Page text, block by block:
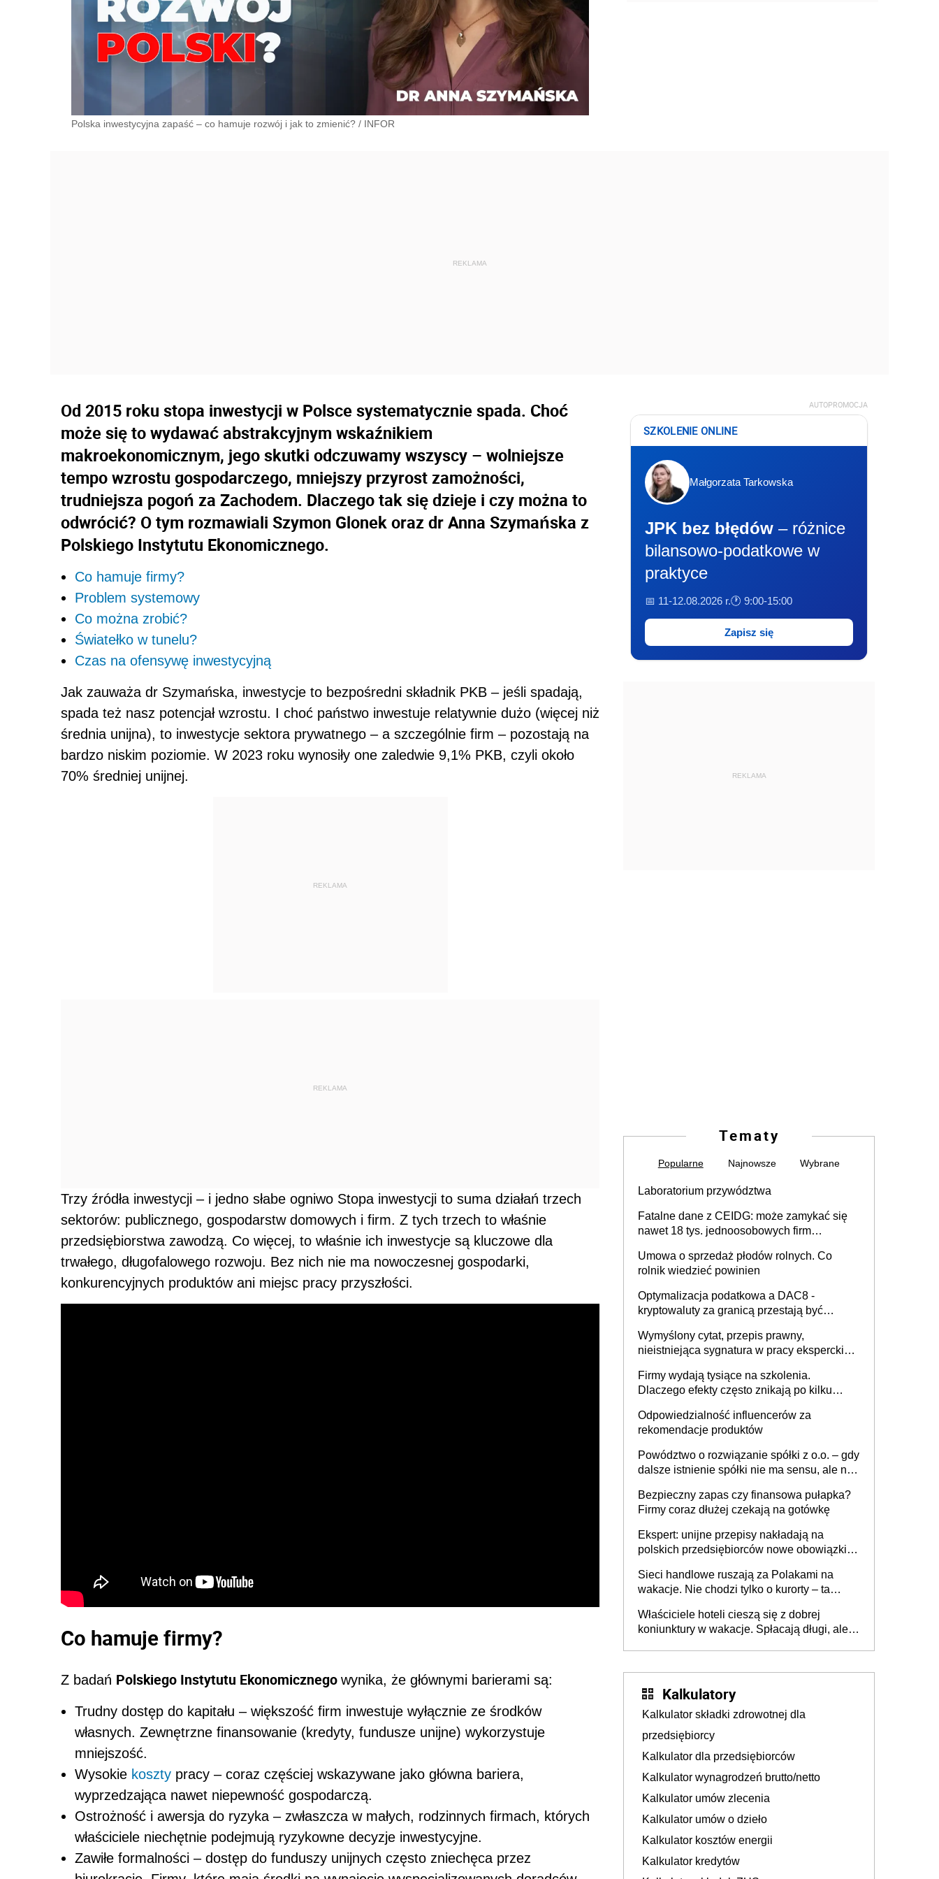
Polska inwestycyjna zapaść – co hamuje rozwój i jak to zmienić? / INFOR
Od 2015 roku stopa inwestycji w Polsce systematycznie spada. Choć
może się to wydawać abstrakcyjnym wskaźnikiem
makroekonomicznym, jego skutki odczuwamy wszyscy – wolniejsze
tempo wzrostu gospodarczego, mniejszy przyrost zamożności,
trudniejsza pogoń za Zachodem. Dlaczego tak się dzieje i czy można to
odwrócić? O tym rozmawiali Szymon Glonek oraz dr Anna Szymańska z
Polskiego Instytutu Ekonomicznego.
Co hamuje firmy?
Problem systemowy
Co można zrobić?
Światełko w tunelu?
Czas na ofensywę inwestycyjną
Jak zauważa dr Szymańska, inwestycje to bezpośredni składnik PKB – jeśli spadają,
spada też nasz potencjał wzrostu. I choć państwo inwestuje relatywnie dużo (więcej niż
średnia unijna), to inwestycje sektora prywatnego – a szczególnie firm – pozostają na
bardzo niskim poziomie. W 2023 roku wynosiły one zaledwie 9,1% PKB, czyli około
70% średniej unijnej.
REKLAMA
REKLAMA
Trzy źródła inwestycji – i jedno słabe ogniwo Stopa inwestycji to suma działań trzech
sektorów: publicznego, gospodarstw domowych i firm. Z tych trzech to właśnie
przedsiębiorstwa zawodzą. Co więcej, to właśnie ich inwestycje są kluczowe dla
trwałego, długofalowego rozwoju. Bez nich nie ma nowoczesnej gospodarki,
konkurencyjnych produktów ani miejsc pracy przyszłości.
Co hamuje firmy?
Z badań Polskiego Instytutu Ekonomicznego wynika, że głównymi barierami są:
Trudny dostęp do kapitału – większość firm inwestuje wyłącznie ze środków
własnych. Zewnętrzne finansowanie (kredyty, fundusze unijne) wykorzystuje
mniejszość.
Wysokie koszty pracy – coraz częściej wskazywane jako główna bariera,
wyprzedzająca nawet niepewność gospodarczą.
Ostrożność i awersja do ryzyka – zwłaszcza w małych, rodzinnych firmach, których
właściciele niechętnie podejmują ryzykowne decyzje inwestycyjne.
Zawiłe formalności – dostęp do funduszy unijnych często zniechęca przez
AUTOPROMOCJA
SZKOLENIE ONLINE
Małgorzata Tarkowska
JPK bez błędów – różnice
bilansowo-podatkowe w
praktyce
📅 11-12.08.2026 r.🕐 9:00-15:00
Zapisz się
REKLAMA
Tematy
Popularne Najnowsze Wybrane
Laboratorium przywództwa
Fatalne dane z CEIDG: może zamykać się
nawet 18 tys. jednoosobowych firm
Umowa o sprzedaż płodów rolnych. Co
rolnik wiedzieć powinien
Optymalizacja podatkowa a DAC8 -
kryptowaluty za granicą przestają być
Wymyślony cytat, przepis prawny,
nieistniejąca sygnatura w pracy eksperckiej -
firmie
Firmy wydają tysiące na szkolenia.
Dlaczego efekty często znikają po kilku
Odpowiedzialność influencerów za
rekomendacje produktów
Powództwo o rozwiązanie spółki z o.o. – gdy
dalsze istnienie spółki nie ma sensu, ale nie
Bezpieczny zapas czy finansowa pułapka?
Firmy coraz dłużej czekają na gotówkę
Ekspert: unijne przepisy nakładają na
polskich przedsiębiorców nowe obowiązki w
Sieci handlowe ruszają za Polakami na
wakacje. Nie chodzi tylko o kurorty – ta
tam, gdzie wielu spędzi urlop po cichu
Właściciele hoteli cieszą się z dobrej
koniunktury w wakacje. Spłacają długi, ale
Kalkulatory
Kalkulator składki zdrowotnej dla
przedsiębiorcy
Kalkulator dla przedsiębiorców
Kalkulator wynagrodzeń brutto/netto
Kalkulator umów zlecenia
Kalkulator umów o dzieło
Kalkulator kosztów energii
Kalkulator kredytów